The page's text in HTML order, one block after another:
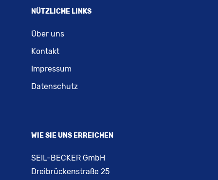
NÜTZLICHE LINKS
Über uns
Kontakt
Impressum
Datenschutz
WIE SIE UNS ERREICHEN
SEIL-BECKER GmbH
Dreibrückenstraße 25